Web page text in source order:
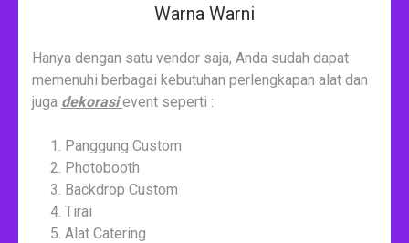
Warna Warni
Hanya dengan satu vendor saja, Anda sudah dapat
memenuhi berbagai kebutuhan perlengkapan alat dan
juga dekorasievent seperti :
Panggung Custom
Photobooth
Backdrop Custom
Tirai
Alat Catering